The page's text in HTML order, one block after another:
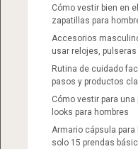
Cómo vestir bien en
zapatillas para
Accesorios
usar relojes,
Rutina de cuidado
pasos y productos
Cómo vestir para
looks para hombres
Armario cápsula
solo 15 prendas